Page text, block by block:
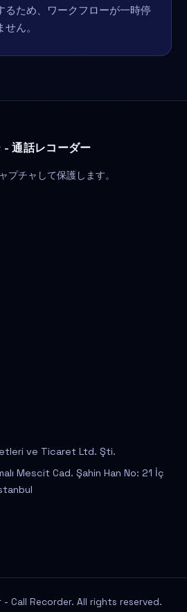
るため、ワークフローが一時停
ん。
- 通話レコーダー
プチャして保護します。
ve Ticaret Ltd. Şti.
Mescit Cad. Şahin Han No: 21 İç
Call Recorder. All rights reserved.